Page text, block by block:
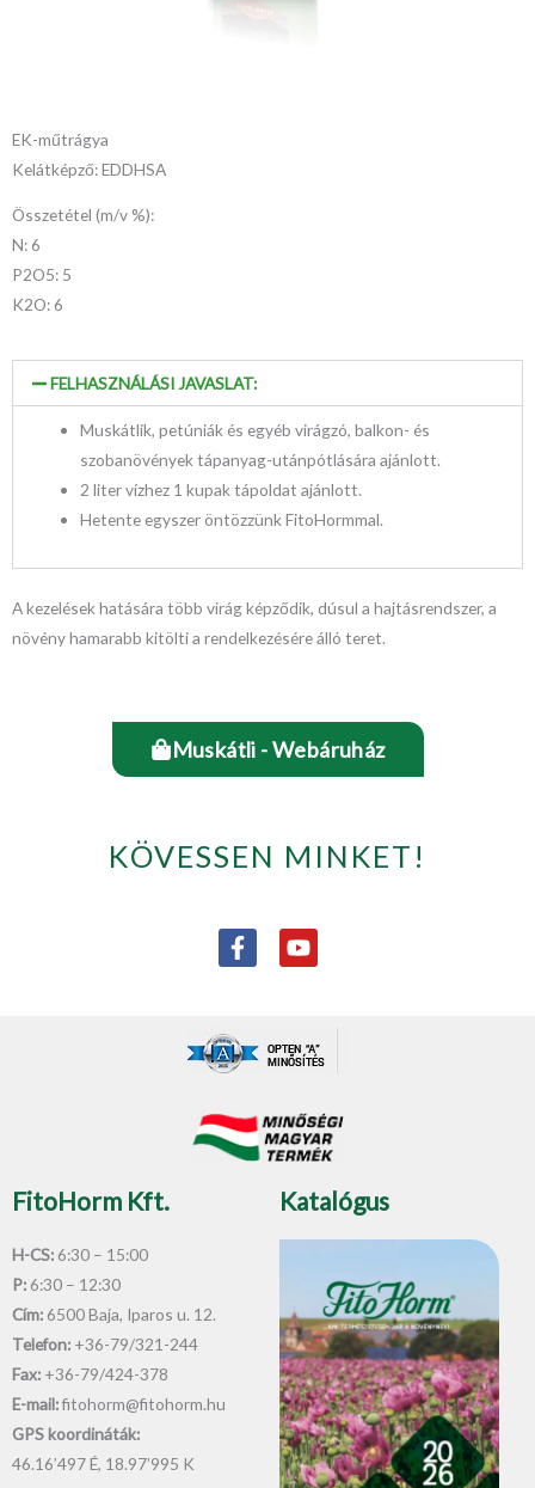
EK-műtrágya
Kelátképző: EDDHSA
Összetétel (m/v %):
N: 6
P2O5: 5
K2O: 6
FELHASZNÁLÁSI JAVASLAT:
Muskátlik, petúniák és egyéb virágzó, balkon- és
szobanövények tápanyag-utánpótlására ajánlott.
2 liter vízhez 1 kupak tápoldat ajánlott.
Hetente egyszer öntözzünk FitoHormmal.
A kezelések hatására több virág képződik, dúsul a hajtásrendszer, a
növény hamarabb kitölti a rendelkezésére álló teret.
Muskátli - Webáruház
KÖVESSEN MINKET!
F
a
b
o
-
f
Y
o
u
b
FitoHorm Kft.
H-CS: 6:30 – 15:00
P: 6:30 – 12:30
Cím: 6500 Baja, Iparos u. 12.
Telefon: +36-79/321-244
Fax: +36-79/424-378
E-mail:fitohorm@fitohorm.hu
GPS koordináták:
46.16’497 É, 18.97’995 K
Katalógus